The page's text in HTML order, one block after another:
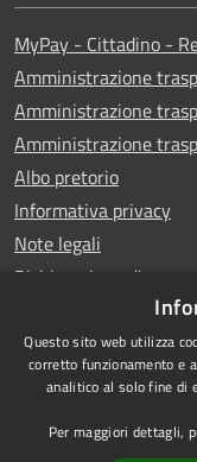
MyPay - Cittadino -
Amministrazione
Amministrazione
Amministrazione
Albo pretorio
Informativa privacy
Note legali
Dichiarazione di
RSS
Accessibilità
Questo sito web utilizza
corretto funzionamento e
analitico al solo fine di
Per maggiori dettagli,